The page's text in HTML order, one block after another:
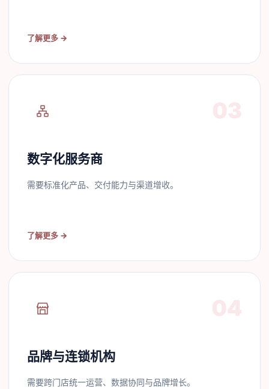
了解更多 →
数字化服务商
需要标准化产品、交付能力与渠道增收。
了解更多 →
品牌与连锁机构
需要跨门店统一运营、数据协同与品牌增长。